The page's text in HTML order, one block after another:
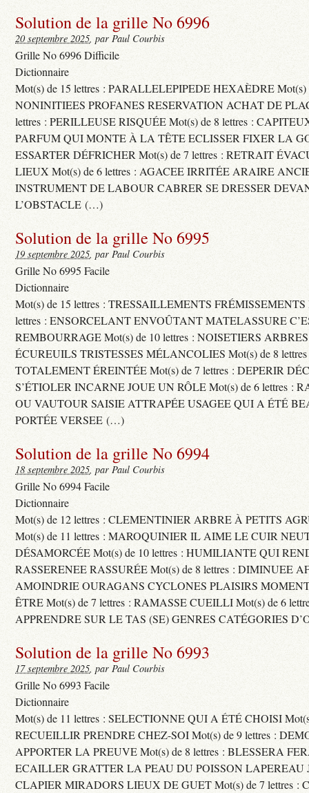
Solution de la grille No 6996
20 septembre 2025, par Paul Courbis
Grille No 6996 Difficile
Dictionnaire
Mot(s) de 15 lettres : PARALLELEPIPEDE HEXAÈDRE Mot(s)
NONINITIEES PROFANES RESERVATION ACHAT DE
lettres : PERILLEUSE RISQUÉE Mot(s) de 8 lettres :
PARFUM QUI MONTE À LA TÊTE ECLISSER FIXER LA
ESSARTER DÉFRICHER Mot(s) de 7 lettres : RETRAIT
LIEUX Mot(s) de 6 lettres : AGACEE IRRITÉE ARAIRE
INSTRUMENT DE LABOUR CABRER SE DRESSER
L’OBSTACLE (…)
Solution de la grille No 6995
19 septembre 2025, par Paul Courbis
Grille No 6995 Facile
Dictionnaire
Mot(s) de 15 lettres : TRESSAILLEMENTS FRÉMISSEMENTS
lettres : ENSORCELANT ENVOÛTANT MATELASSURE
REMBOURRAGE Mot(s) de 10 lettres : NOISETIERS
ÉCUREUILS TRISTESSES MÉLANCOLIES Mot(s) de 8
TOTALEMENT ÉREINTÉE Mot(s) de 7 lettres : DEPERIR
S’ÉTIOLER INCARNE JOUE UN RÔLE Mot(s) de 6 lettres :
OU VAUTOUR SAISIE ATTRAPÉE USAGEE QUI A ÉTÉ
PORTÉE VERSEE (…)
Solution de la grille No 6994
18 septembre 2025, par Paul Courbis
Grille No 6994 Facile
Dictionnaire
Mot(s) de 12 lettres : CLEMENTINIER ARBRE À PETITS
Mot(s) de 11 lettres : MAROQUINIER IL AIME LE CUIR
DÉSAMORCÉE Mot(s) de 10 lettres : HUMILIANTE QUI
RASSERENEE RASSURÉE Mot(s) de 8 lettres : DIMINUEE
AMOINDRIE OURAGANS CYCLONES PLAISIRS
ÊTRE Mot(s) de 7 lettres : RAMASSE CUEILLI Mot(s) de 6
APPRENDRE SUR LE TAS (SE) GENRES CATÉGORIES
Solution de la grille No 6993
17 septembre 2025, par Paul Courbis
Grille No 6993 Facile
Dictionnaire
Mot(s) de 11 lettres : SELECTIONNE QUI A ÉTÉ CHOISI
RECUEILLIR PRENDRE CHEZ-SOI Mot(s) de 9 lettres :
APPORTER LA PREUVE Mot(s) de 8 lettres : BLESSERA
ECAILLER GRATTER LA PEAU DU POISSON LAPEREAU
CLAPIER MIRADORS LIEUX DE GUET Mot(s) de 7 lettres :